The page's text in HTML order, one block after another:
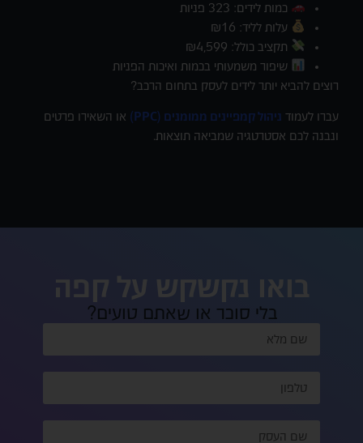
כמות לידים: 323 פניות
עלות לליד: ₪16
תקציב כולל: ₪4,599
שיפור משמעותי בכמות ואיכות הפניות
רוצים להביא יותר לידים לעסק בתחום הרכב?
עברו לעמוד ניהול קמפיינים ממומנים (PPC)
או השאירו פרטים
ונבנה לכם אסטרטגיה שמביאה תוצאות.
בואו נקשקש על קפה
בלי סוכר או שאתם טועים?